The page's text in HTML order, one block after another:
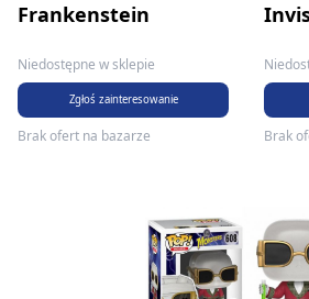
Frankenstein
Niedostępne w sklepie
Zgłoś zainteresowanie
Brak ofert na bazarze Brak